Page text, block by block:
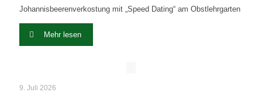
Johannisbeerenverkostung mit „Speed Dating“ am Obstlehrgarten
Mehr lesen
9. Juli 2026